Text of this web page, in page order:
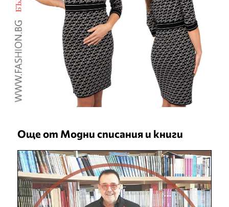
Още от Модни списания и книги